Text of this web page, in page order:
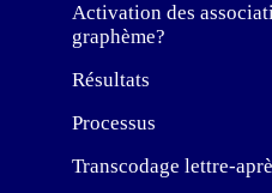
Activation des
graphème?
Résultats
Processus
Transcodage lettre-